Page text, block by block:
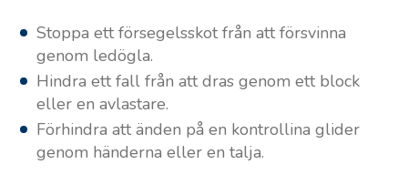
Stoppa ett försegelsskot från att försvinna
genom ledögla.
Hindra ett fall från att dras genom ett block
eller en avlastare.
Förhindra att änden på en kontrollina glider
genom händerna eller en talja.